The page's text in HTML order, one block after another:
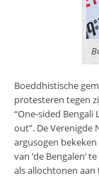
Boeddhistische
protesteren tegen
“One-sided Bengali
out”. De Verenigde
argusogen
van ‘de Bengalen’
als allochtonen aan